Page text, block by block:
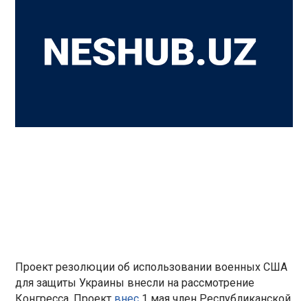
Проект резолюции об использовании военных США
для защиты Украины внесли на рассмотрение